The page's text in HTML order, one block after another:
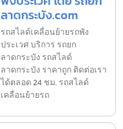
ลาดกระบัง.com
รถสไลด์เคลื่อนย้ายรถพัง
ประเวศ บริการ รถยก
ลาดกระบัง รถสไลด์
ลาดกระบัง ราคาถูก ติดต่อเรา
ได้ตลอด 24 ชม. รถสไลด์
เคลื่อนย้ายรถ